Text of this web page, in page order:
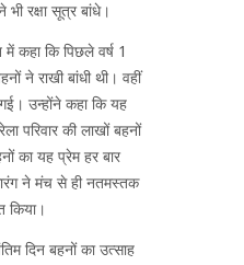
भी रक्षा सूत्र बांधे।
कहा कि पिछले वर्ष 1
ने राखी बांधी थी। वहीं
उन्होंने कहा कि यह
परिवार की लाखों बहनों
का यह प्रेम हर बार
ने मंच से ही नतमस्तक
किया।
दिन बहनों का उत्साह